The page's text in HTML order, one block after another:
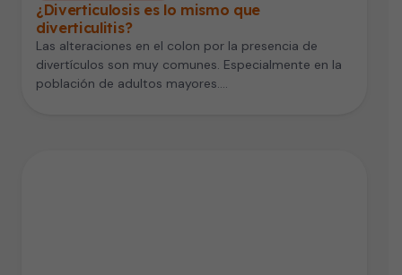
¿Diverticulosis es lo mismo que
diverticulitis?
Las alteraciones en el colon por la presencia de
divertículos son muy comunes. Especialmente en la
población de adultos mayores.…